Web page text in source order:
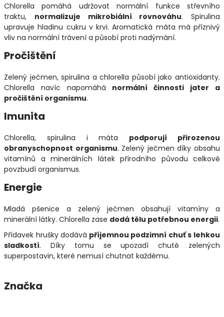
Chlorella pomáhá udržovat normální funkce střevního
traktu, normalizuje mikrobiální rovnováhu. Spirulina
upravuje hladinu cukru v krvi. Aromatická máta má příznivý
vliv na normální trávení a působí proti nadýmání.
Pročištění
Zelený ječmen, spirulina a chlorella působí jako antioxidanty.
Chlorella navíc napomáhá normální činnosti jater a
pročištění organismu.
Imunita
Chlorella, spirulina i máta podporují přirozenou
obranyschopnost organismu. Zelený ječmen díky obsahu
vitamínů a minerálních látek přírodního původu celkově
povzbudí organismus.
Energie
Mladá pšenice a zelený ječmen obsahují vitamíny a
minerální látky. Chlorella zase dodá tělu potřebnou energii.
Přídavek hrušky dodává příjemnou podzimní chuť s lehkou
sladkostí. Díky tomu se upozadí chutě zelených
superpostavin, které nemusí chutnat každému.
Značka